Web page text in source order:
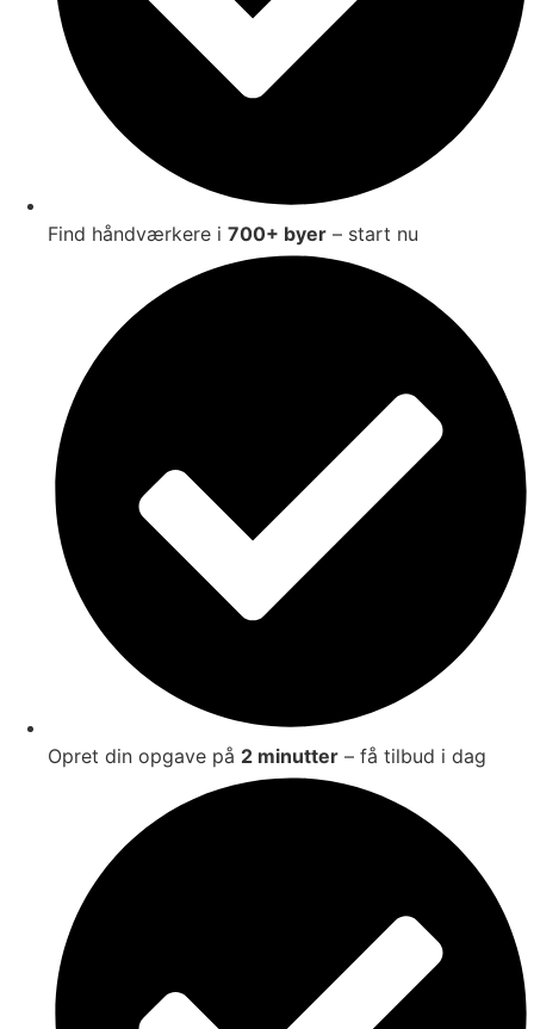
Find håndværkere i 700+ byer – start nu
Opret din opgave på 2 minutter – få tilbud i dag